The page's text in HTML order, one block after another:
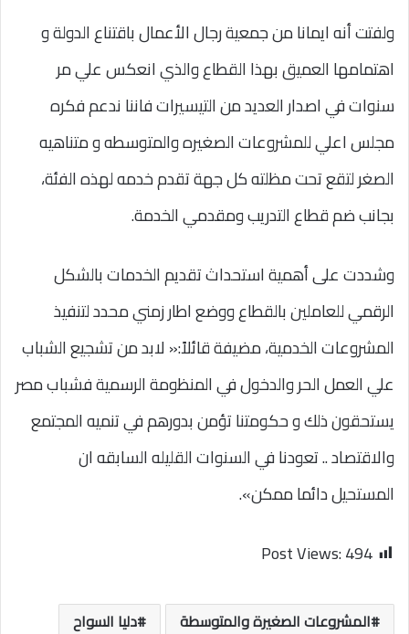
ولفتت أنه ايمانا من جمعية رجال الأعمال باقتناع الدولة و
اهتمامها العميق بهذا القطاع والذي انعكس علي مر
سنوات في اصدار العديد من التيسيرات فاننا ندعم فكره
مجلس اعلي للمشروعات الصغيره والمتوسطه و متناهيه
الصغر لتقع تحت مظلته كل جهة تقدم خدمه لهذه الفئة،
بجانب ضم قطاع التدريب ومقدمي الخدمة.
وشددت على أهمية استحداث تقديم الخدمات بالشكل
الرقمي للعاملين بالقطاع ووضع اطار زمني محدد لتنفيذ
المشروعات الخدمية، مضيفة قائلاً:« لابد من تشجيع الشباب
علي العمل الحر والدخول في المنظومة الرسمية فشباب مصر
يستحقون ذلك و حكومتنا تؤمن بدورهم في تنميه المجتمع
والاقتصاد .. تعودنا في السنوات القليله السابقه ان
المستحيل دائما ممكن».
Post Views:494
المشروعات الصغيرة والمتوسطة
دليا السواح